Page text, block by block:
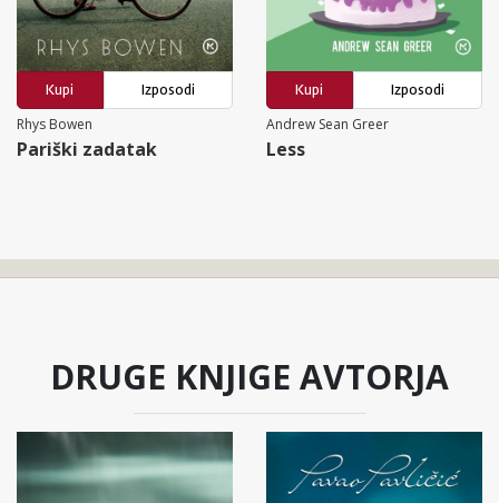
Kupi
Izposodi
Rhys Bowen
Pariški zadatak
Kupi
Izposodi
Andrew Sean Greer
Less
DRUGE KNJIGE AVTORJA